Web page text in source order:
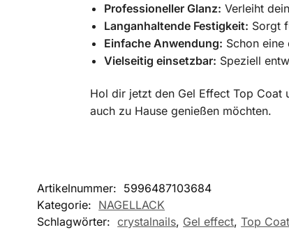
Professioneller Glanz: Verleiht
Langanhaltende Festigkeit: Sorgt
Einfache Anwendung: Schon
Vielseitig einsetzbar: Speziell
Hol dir jetzt den Gel Effect Top Coat
auch zu Hause genießen möchten.
Artikelnummer: 5996487103684
Kategorie: NAGELLACK
Schlagwörter: crystalnails, Gel effect,Top Coat